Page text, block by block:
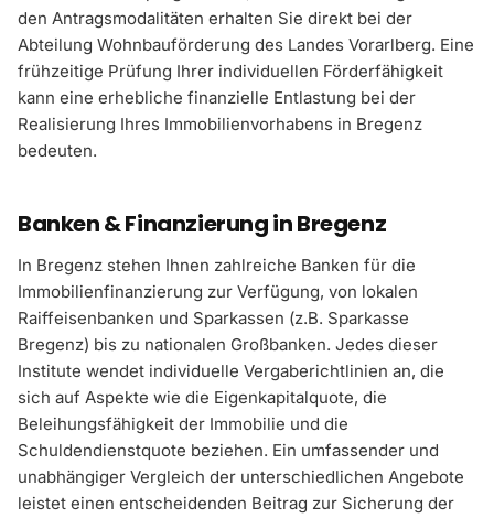
den Antragsmodalitäten erhalten Sie direkt bei der
Abteilung Wohnbauförderung des Landes Vorarlberg. Eine
frühzeitige Prüfung Ihrer individuellen Förderfähigkeit
kann eine erhebliche finanzielle Entlastung bei der
Realisierung Ihres Immobilienvorhabens in Bregenz
bedeuten.
Banken & Finanzierung in Bregenz
In Bregenz stehen Ihnen zahlreiche Banken für die
Immobilienfinanzierung zur Verfügung, von lokalen
Raiffeisenbanken und Sparkassen (z.B. Sparkasse
Bregenz) bis zu nationalen Großbanken. Jedes dieser
Institute wendet individuelle Vergaberichtlinien an, die
sich auf Aspekte wie die Eigenkapitalquote, die
Beleihungsfähigkeit der Immobilie und die
Schuldendienstquote beziehen. Ein umfassender und
unabhängiger Vergleich der unterschiedlichen Angebote
leistet einen entscheidenden Beitrag zur Sicherung der